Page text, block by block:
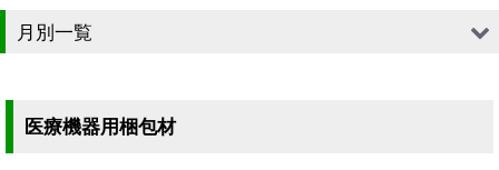
医療機器用梱包材
■段ボール（箱以外）
■組箱
月別一覧
2025年